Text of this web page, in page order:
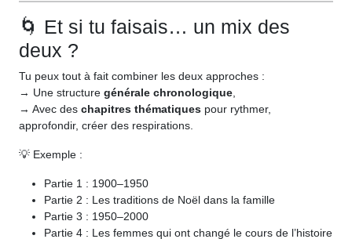
🌀 Et si tu faisais… un mix des
deux ?
Tu peux tout à fait combiner les deux approches :
→ Une structure générale chronologique
→ Avec des chapitres thématiques pour rythmer,
approfondir, créer des respirations.
💡 Exemple :
Partie 1 : 1900–1950
Partie 2 : Les traditions de Noël dans la famille
Partie 3 : 1950–2000
Partie 4 : Les femmes qui ont changé le cours de l’histoire